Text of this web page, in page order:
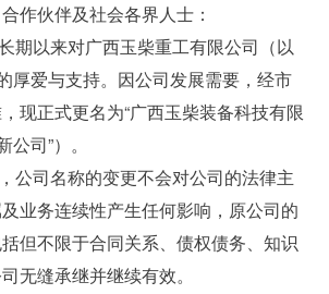
作伙伴及社会各界人士：
以来对广西玉柴重工有限公司（以
厚爱与支持。因公司发展需要，经市
现正式更名为“广西玉柴装备科技有限
司”）。
司名称的变更不会对公司的法律主
业务连续性产生任何影响，原公司的
但不限于合同关系、债权债务、知识
无缝承继并继续有效。